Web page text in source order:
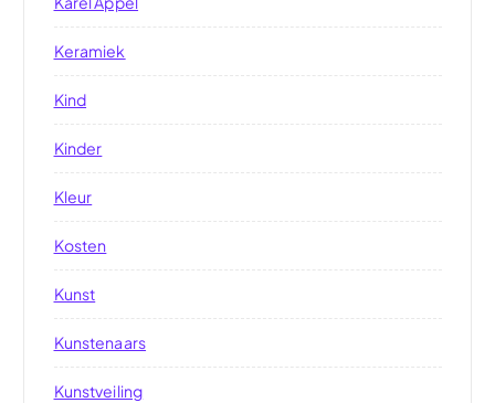
Keramiek
Kind
Kinder
Kleur
Kosten
Kunst
Kunstenaars
Kunstveiling